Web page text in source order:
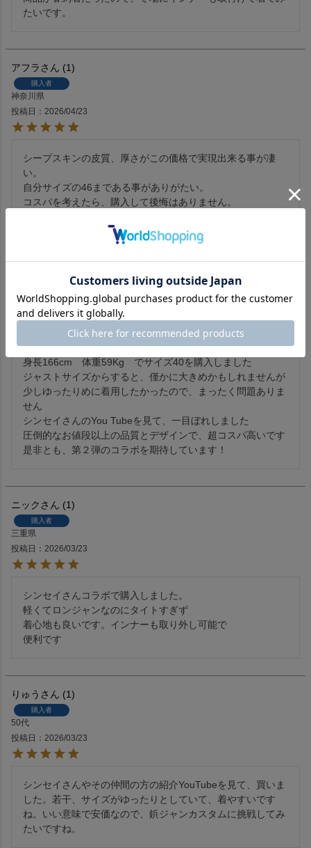
たいです。
アフラ 1
購入者
神奈川県
投稿日
2026/04/23
シープスキンの皮質、厚さがこの価格で実現出来る事が凄
い。
自分サイズの46まである事がありがたい。
コスパを考えたら、購入して後悔はありません。
山口県 50代 男性
投稿日
2026/04/18
身長166cm　体重59Kg　でサイズ40を購入しました
ジャストサイズからすると、僅かに大きめかもしれませんが
少しゆったりめに着用したかったので、まったく問題ありま
せん
シンセイさんのYou Tubeを見て、一目ぼれしました
圧倒的なお値段以上の品質とデザインで、超コスパ高いです
ニック 1
購入者
三重県
投稿日
2026/03/23
シンセイさんコラボで購入しました。
軽くてロンジャンなのにタイトすぎず
着心地も良いです。インナーも取り外し可能で
便利です
りゅう 1
購入者
50代
投稿日
2026/03/23
シンセイさんやその仲間の方の紹介YouTubeを見て、買いま
した。若干、サイズがゆったりとしていて、着やすいです
ね。いい意味で安価なので、鋲ジャンカスタムに挑戦してみ
たいですね。